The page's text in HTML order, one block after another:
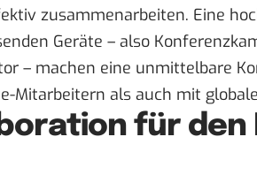
zusammenarbeiten. Eine
Geräte – also
– machen eine unmittelbare
Mitarbeitern als auch mit
für den